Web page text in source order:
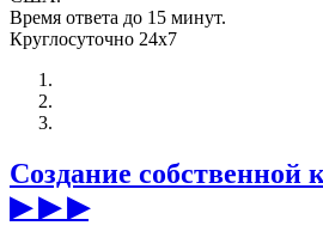
Время ответа до 15 минут.
Круглосуточно 24x7
Создание собственной
▶ ▶ ▶